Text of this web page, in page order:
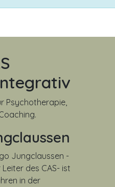
Psychotherapie,
Jungclaussen -
des CAS- ist
in der